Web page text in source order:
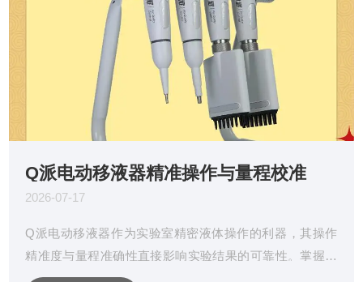
Q派电动移液器精准操作与量程校准
2026-07-17
Q派电动移液器作为实验室精密液体操作的利器，其操作
精准度与量程准确性直接影响实验结果的可靠性。掌握规
范的操作流程与科学的校准方法，是保障实验数据精确性